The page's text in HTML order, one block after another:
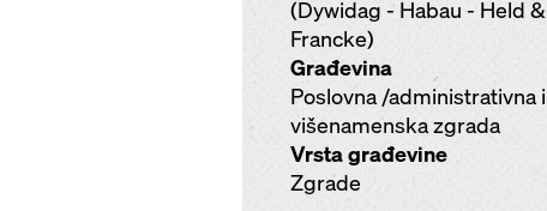
(Dywidag - Habau - Held &
Francke)
Građevina
Poslovna /administrativna i
višenamenska zgrada
Vrsta građevine
Zgrade